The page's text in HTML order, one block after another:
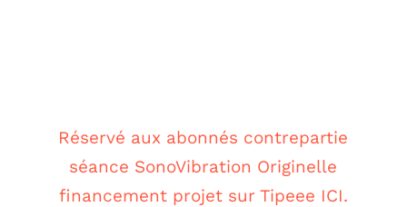
Réservé aux abonnés contrepartie
séance SonoVibration Originelle
financement projet sur Tipeee ICI.